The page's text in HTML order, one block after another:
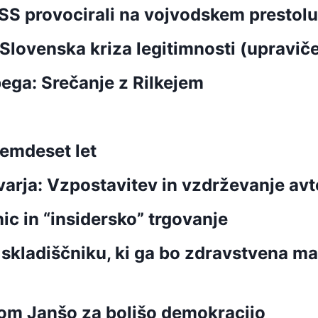
provocirali na vojvodskem prestolu
kriza legitimnosti
Srečanje z Rilkejem
let
Vzpostavitev in vzdrževanje
in “insidersko” trgovanje
ki ga bo zdravstvena
Janšo za boljšo demokracijo